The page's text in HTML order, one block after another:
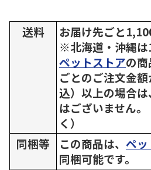
送料
お届け先ごと
※北海道・沖縄は
ペットストアの
ごとのご注文金
込）以上の場合
はございません
く）
同梱等
この商品は、 ペ
同梱可能です。